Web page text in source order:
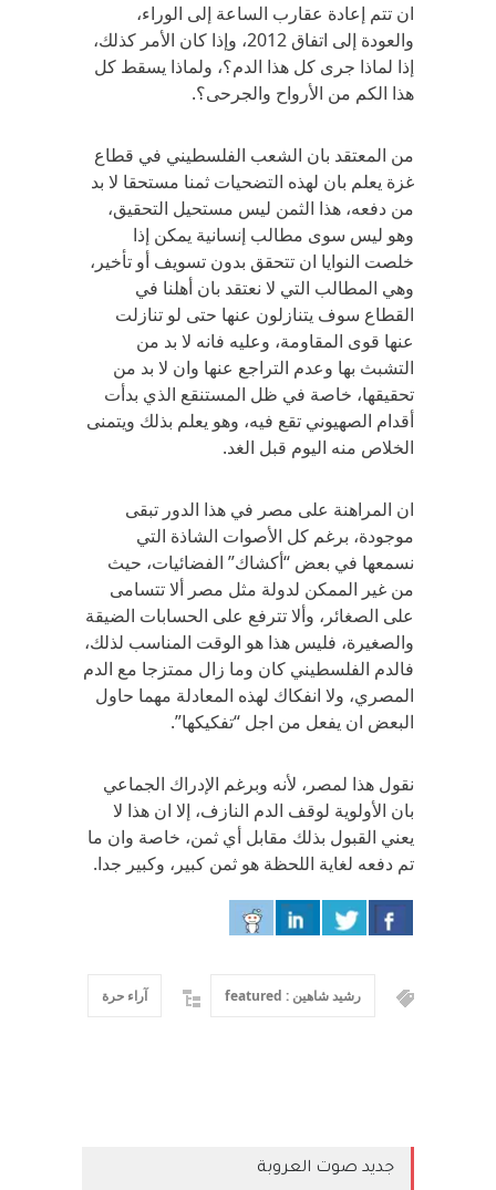
ان تتم إعادة عقارب الساعة إلى الوراء،
والعودة إلى اتفاق 2012، وإذا كان الأمر كذلك،
إذا لماذا جرى كل هذا الدم؟، ولماذا يسقط كل
هذا الكم من الأرواح والجرحى؟.
من المعتقد بان الشعب الفلسطيني في قطاع
غزة يعلم بان لهذه التضحيات ثمنا مستحقا لا بد
من دفعه، هذا الثمن ليس مستحيل التحقيق،
وهو ليس سوى مطالب إنسانية يمكن إذا
خلصت النوايا ان تتحقق بدون تسويف أو تأخير،
وهي المطالب التي لا نعتقد بان أهلنا في
القطاع سوف يتنازلون عنها حتى لو تنازلت
عنها قوى المقاومة، وعليه فانه لا بد من
التشبث بها وعدم التراجع عنها وان لا بد من
تحقيقها، خاصة في ظل المستنقع الذي بدأت
أقدام الصهيوني تقع فيه، وهو يعلم بذلك ويتمنى
الخلاص منه اليوم قبل الغد.
ان المراهنة على مصر في هذا الدور تبقى
موجودة، برغم كل الأصوات الشاذة التي
نسمعها في بعض “أكشاك” الفضائيات، حيث
من غير الممكن لدولة مثل مصر ألا تتسامى
على الصغائر، وألا تترفع على الحسابات الضيقة
والصغيرة، فليس هذا هو الوقت المناسب لذلك،
فالدم الفلسطيني كان وما زال ممتزجا مع الدم
المصري، ولا انفكاك لهذه المعادلة مهما حاول
البعض ان يفعل من اجل “تفكيكها”.
نقول هذا لمصر، لأنه وبرغم الإدراك الجماعي
بان الأولوية لوقف الدم النازف، إلا ان هذا لا
يعني القبول بذلك مقابل أي ثمن، خاصة وان ما
تم دفعه لغاية اللحظة هو ثمن كبير، وكبير جدا.
رشيد شاهين : featured آراء حرة
جديد صوت العروبة